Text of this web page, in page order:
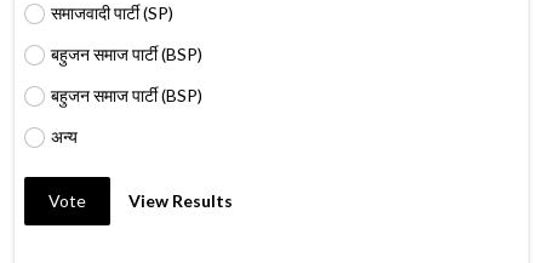
समाजवादी पार्टी (SP)
बहुजन समाज पार्टी (BSP)
बहुजन समाज पार्टी (BSP)
अन्य
Vote View Results